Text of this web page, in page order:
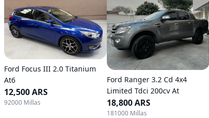
Ford Focus III 2.0 Titanium
At6
12,500 ARS
92000 Millas
Ford Ranger 3.2 Cd 4x4
Limited Tdci 200cv At
18,800 ARS
181000 Millas